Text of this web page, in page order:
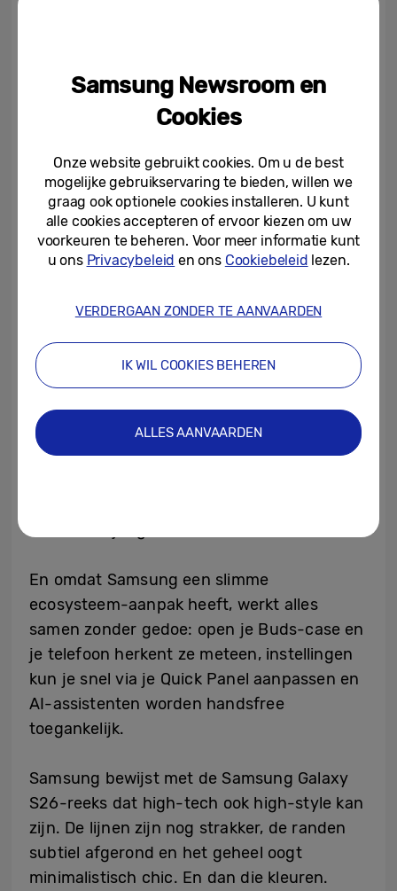
De camera’s pakken beter licht en detail,
wat betekent dat je zelfs in schemerige
cafés of festivaldecors sterke foto’s en
instellingen.
De Galaxy Buds4 Pro zijn het perfecte
lifestyle-accessoire. Ze leveren 24-bit hifi-
Adaptive Noise Cancelling je focus houdt
alleen specs interessant zijn, think again.
Samsung werkt opnieuw met SUGA, de
wereldster uit BTS, die een iconische
bijdrage leverde aan de Galaxy-tune “Over
The Horizon,” een geluid dat al jaren bij
En omdat Samsung een slimme
ecosysteem-aanpak heeft, werkt alles
samen zonder gedoe: open je Buds-case en
je telefoon herkent ze meteen, instellingen
kun je snel via je Quick Panel aanpassen en
AI-assistenten worden handsfree
toegankelijk.
Samsung bewijst met de Samsung Galaxy
S26-reeks dat high-tech ook high-style kan
zijn. De lijnen zijn nog strakker, de randen
subtiel afgerond en het geheel oogt
minimalistisch chic. En dan die kleuren.
Samsung Newsroom en
Cookies
Onze website gebruikt cookies. Om u de best
mogelijke gebruikservaring te bieden, willen we
graag ook optionele cookies installeren. U kunt
alle cookies accepteren of ervoor kiezen om uw
voorkeuren te beheren. Voor meer informatie kunt
u ons Privacybeleid en ons Cookiebeleid lezen.
VERDERGAAN ZONDER TE AANVAARDEN
IK WIL COOKIES BEHEREN
ALLES AANVAARDEN